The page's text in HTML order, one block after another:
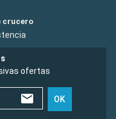
crucero
ofertas
OK